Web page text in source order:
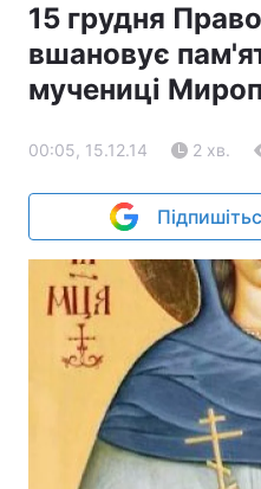
15 грудня
вшановує
мучениці
00:05, 15.12.14 2 хв.